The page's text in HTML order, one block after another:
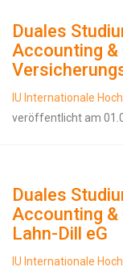
Duales
Accounting &
IU Internationale
veröffentlicht am
Duales
Accounting &
Lahn-Dill eG
IU Internationale